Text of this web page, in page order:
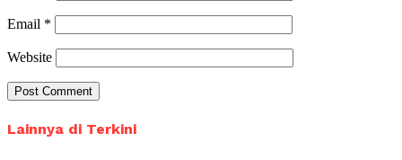
Email *
Website
Lainnya di Terkini